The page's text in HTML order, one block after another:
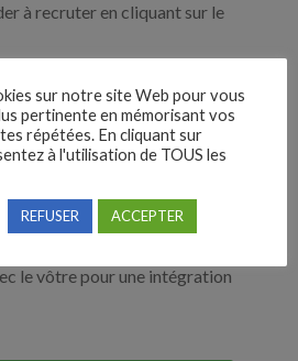
à recruter en cliquant sur le
entreprises
! Moteurs de recherches,
nombreux sont nos
le vôtre pour une intégration
sur notre site Web pour vous
pertinente en mémorisant vos
répétées. En cliquant sur
à l'utilisation de TOUS les
REFUSER ACCEPTER